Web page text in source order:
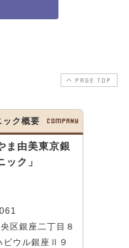
PAGE TOP
ック概要 COMPANY
ま由美東京銀
ック」
区銀座二丁目８
ビウル銀座Ⅱ９